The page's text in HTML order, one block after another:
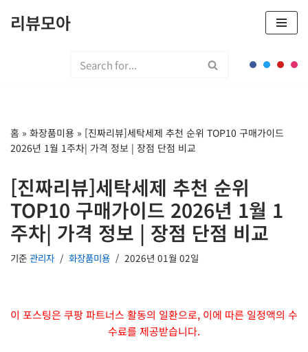
뛰
기
리뷰모아
홈 » 화장품미용 » [진짜리뷰]세탁세제 추천 순위 TOP10 구매가이드
2026년 1월 1주차| 가격 정보 | 장점 단점 비교
[진짜리뷰]세탁세제 추천 순위
TOP10 구매가이드 2026년 1월 1
주차| 가격 정보 | 장점 단점 비교
기준 관리자 화장품미용 2026년 01월 02일
이 포스팅은 쿠팡 파트너스 활동의 일환으로, 이에 따른 일정액의 수
수료를 제공받습니다.